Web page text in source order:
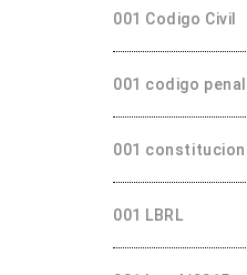
001 Codigo Civil
001 codigo penal
001 constitucion
001 LBRL